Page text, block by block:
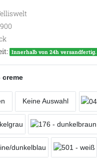
Innerhalb von 24h versandfertig.
creme
Keine Auswahl